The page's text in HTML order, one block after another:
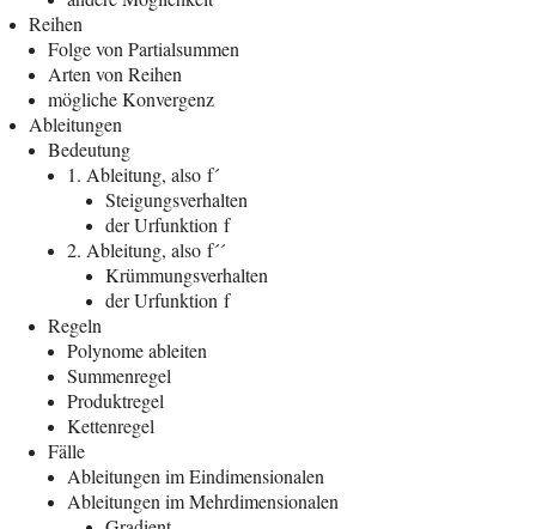
Rei­hen
Fol­ge von Partialsummen
Arten von Reihen
mög­li­che Konvergenz
Ablei­tun­gen
Bedeu­tung
1. Ablei­tung, also f´
Stei­gungs­ver­hal­ten
der Urfunk­ti­on f
2. Ablei­tung, also f´´
Krüm­mungs­ver­hal­ten
der Urfunk­ti­on f
Regeln
Poly­no­me ableiten
Sum­men­re­gel
Pro­dukt­re­gel
Ket­ten­re­gel
Fäl­le
Ablei­tun­gen im Eindimensionalen
Ablei­tun­gen im Mehrdimensionalen